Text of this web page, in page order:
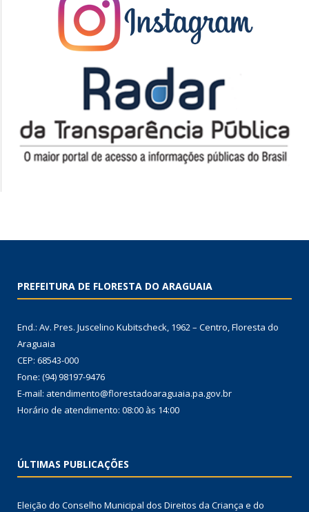
PREFEITURA DE FLORESTA DO ARAGUAIA
End.: Av. Pres. Juscelino Kubitscheck, 1962 – Centro, Floresta do
Araguaia
CEP: 68543-000
Fone: (94) 98197-9476
E-mail: atendimento@florestadoaraguaia.pa.gov.br
Horário de atendimento: 08:00 às 14:00
ÚLTIMAS PUBLICAÇÕES
Eleição do Conselho Municipal dos Direitos da Criança e do